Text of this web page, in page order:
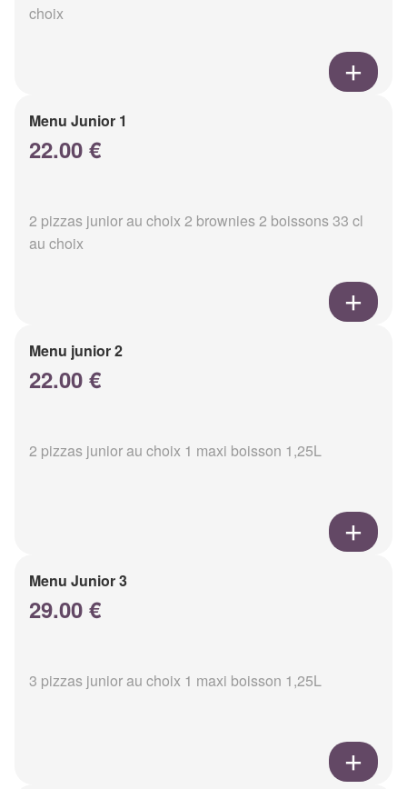
choix
Menu Junior 1
22.00 €
2 pizzas junior au choix 2 brownies 2 boissons 33 cl
au choix
Menu junior 2
22.00 €
2 pizzas junior au choix 1 maxi boisson 1,25L
Menu Junior 3
29.00 €
3 pizzas junior au choix 1 maxi boisson 1,25L